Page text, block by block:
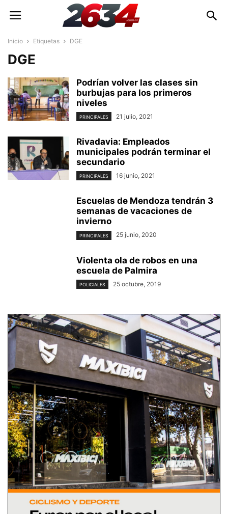
Inicio Etiquetas DGE
DGE
Podrían volver las clases sin
burbujas para los primeros
niveles
PRINCIPALES 21 julio, 2021
Rivadavia: Empleados
municipales podrán terminar el
secundario
PRINCIPALES 16 junio, 2021
Escuelas de Mendoza tendrán 3
semanas de vacaciones de
invierno
PRINCIPALES 25 junio, 2020
Violenta ola de robos en una
escuela de Palmira
POLICIALES 25 octubre, 2019